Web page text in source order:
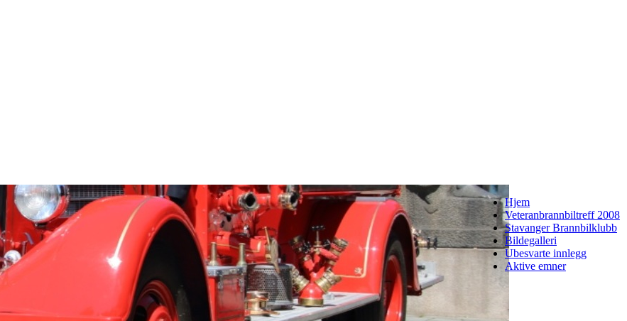
Hjem
Veteranbrannbiltreff 2008
Stavanger Brannbilklubb
Bildegalleri
Ubesvarte innlegg
Aktive emner